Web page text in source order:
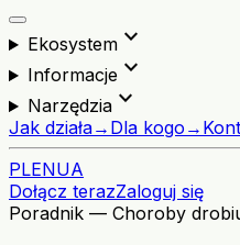
Ekosystemexpand_more
Informacjeexpand_more
Narzędziaexpand_more
Jak działa→ Dla kogo →
PLENUA
Dołącz terazZaloguj się
Poradnik — Choroby